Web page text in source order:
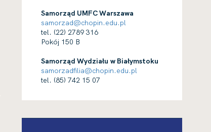
Samorząd UMFC Warszawa
samorzad@chopin.edu.pl
tel. (22) 2789 316
Pokój 150 B
Samorząd Wydziału w Białymstoku
samorzadfilia@chopin.edu.pl
tel. (85) 742 15 07